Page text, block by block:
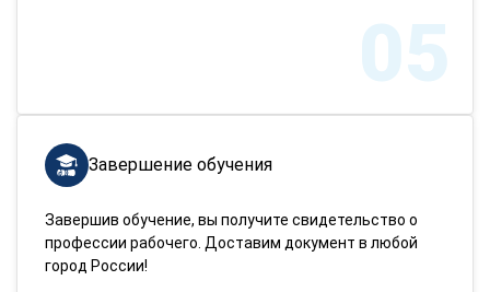
05
Завершение обучения
Завершив обучение, вы получите свидетельство о
профессии рабочего. Доставим документ в любой
город России!